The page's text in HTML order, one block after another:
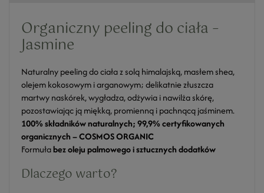
Organiczny peeling do ciała –
Jasmine
Naturalny peeling do ciała z solą himalajską, masłem shea,
olejem kokosowym i arganowym; delikatnie złuszcza
martwy naskórek, wygładza, odżywia i nawilża skórę,
pozostawiając ją miękką, promienną i pachnącą jaśminem.
100% składników naturalnych; 99,9% certyfikowanych
organicznych – COSMOS ORGANIC
Formułabez oleju palmowego i sztucznych dodatków
Dlaczego warto?